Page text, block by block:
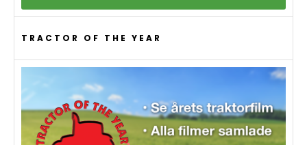
TRACTOR OF THE YEAR